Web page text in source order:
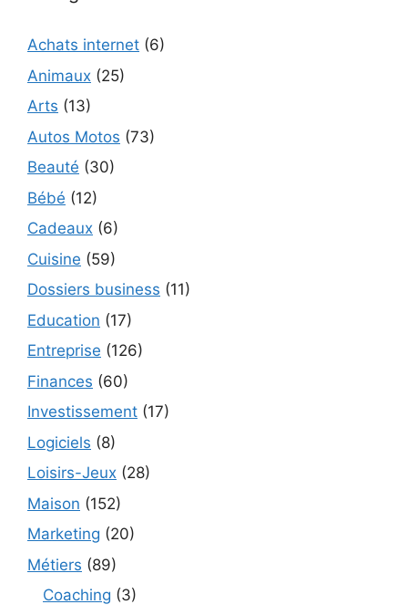
Achats internet (6)
Animaux (25)
Arts (13)
Autos Motos (73)
Beauté (30)
Bébé (12)
Cadeaux (6)
Cuisine (59)
Dossiers business (11)
Education (17)
Entreprise (126)
Finances (60)
Investissement (17)
Logiciels (8)
Loisirs-Jeux (28)
Maison (152)
Marketing (20)
Métiers (89)
Coaching (3)